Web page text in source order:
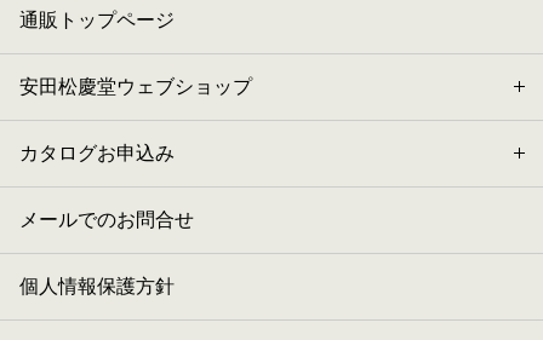
通販トップページ
安田松慶堂ウェブショップ
カタログお申込み
メールでのお問合せ
個人情報保護方針